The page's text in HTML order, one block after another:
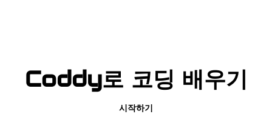
Coddy로 코딩 배우기
시작하기